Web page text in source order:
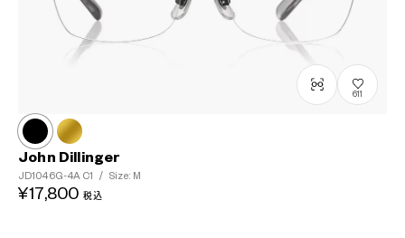
611
John Dillinger
JD1046G-4A C1 / Size: M
¥17,800 税込